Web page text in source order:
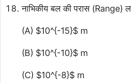
नाभिकीय बल की परास (Range)
(A) $10^{-15}$ m
(B) $10^{-10}$ m
(C) $10^{-8}$ m